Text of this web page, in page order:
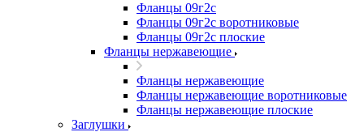
Фланцы 09г2с
Фланцы 09г2с воротниковые
Фланцы 09г2с плоские
Фланцы нержавеющие
Фланцы нержавеющие
Фланцы нержавеющие воротниковые
Фланцы нержавеющие плоские
Заглушки